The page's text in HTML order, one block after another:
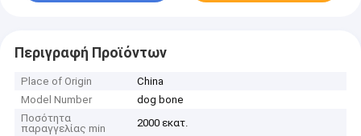
Περιγραφή Προϊόντων
Place of Origin
China
Model Number
dog bone
Ποσότητα
παραγγελίας min
2000 εκατ.